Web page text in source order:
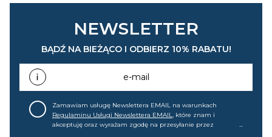
NEWSLETTER
BĄDŹ NA BIEŻĄCO I ODBIERZ 10% RABATU!
e-mail
Zamawiam usługę Newslettera EMAIL na warunkach
Regulaminu Usługi Newslettera EMAIL, które znam i
akceptuję oraz wyrażam zgodę na przesyłanie przez